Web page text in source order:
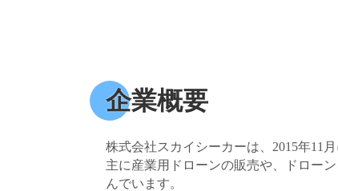
企業概要
株式会社スカイシーカーは、2015年11月
主に産業用ドローンの販売や、ドロー
んでいます。